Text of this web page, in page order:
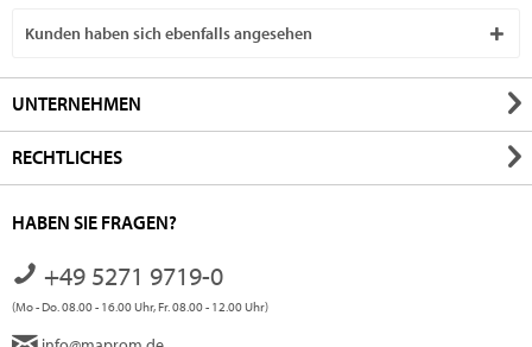
Kunden haben sich ebenfalls angesehen
UNTERNEHMEN
RECHTLICHES
HABEN SIE FRAGEN?
+49 5271 9719-0
(Mo - Do. 08.00 - 16.00 Uhr, Fr. 08.00 - 12.00 Uhr)